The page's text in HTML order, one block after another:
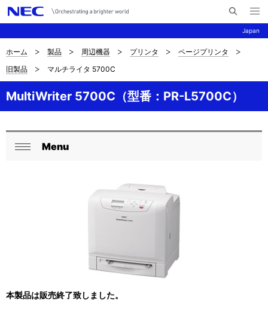
Japan
イ
メ
ニ
ュ
ナ
ビ
ゲ
ー
シ
サ
イ
ト
の
示
ホーム 製品 周辺機器 プリンタ
ページプリンタ
旧製品
マルチライタ 5700C
MultiWriter 5700C（型番：PR-L5700C）
ロ
Menu
本製品は販売終了致しました。